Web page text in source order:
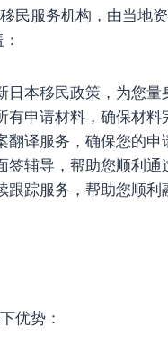
民服务机构，由当地
日本移民政策，为您量
有申请材料，确保材料
翻译服务，确保您的申
签辅导，帮助您顺利通
跟踪服务，帮助您顺利
优势：